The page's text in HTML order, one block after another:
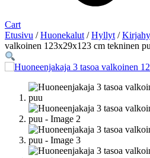
Cart
Etusivu /Huonekalut /Hyllyt /
valkoinen 123x29x123 cm tekninen